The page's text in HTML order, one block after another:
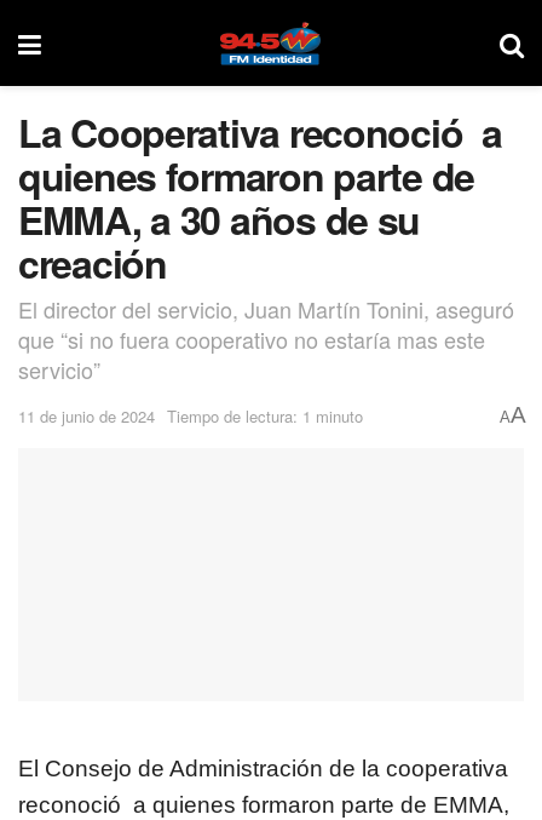
La Cooperativa reconoció a
quienes formaron parte de
EMMA, a 30 años de su
creación
El director del servicio, Juan Martín Tonini, aseguró
que “si no fuera cooperativo no estaría mas este
servicio”
11 de junio de 2024 Tiempo de lectura: 1 minuto AA
El Consejo de Administración de la cooperativa
reconoció a quienes formaron parte de EMMA,